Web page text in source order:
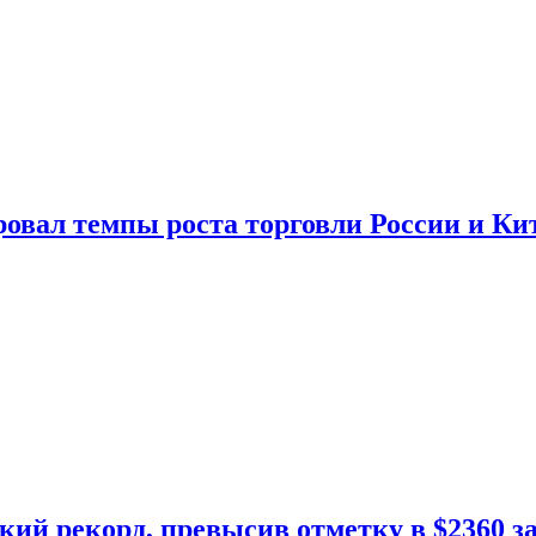
темпы роста торговли России и
рекорд, превысив отметку в $2360